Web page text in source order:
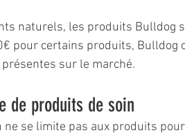
naturels, les produits Bulldog
pour certains produits,
sur le marché.
de produits de soin
ne se limite pas aux produits